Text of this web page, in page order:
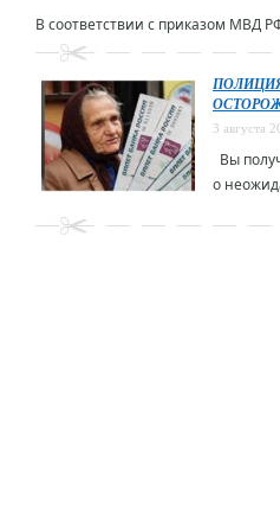
В соответствии с приказом МВД
3 августа
Вы
о